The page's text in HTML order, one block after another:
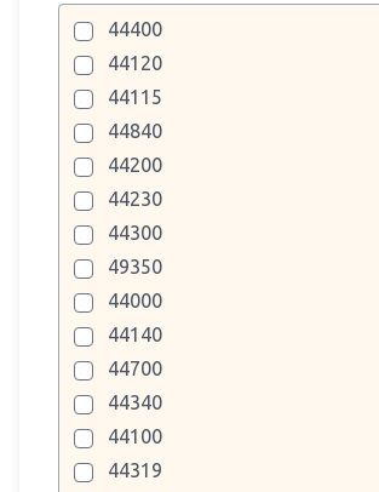
44400
44120
44115
44840
44200
44230
44300
49350
44000
44140
44700
44340
44100
44319